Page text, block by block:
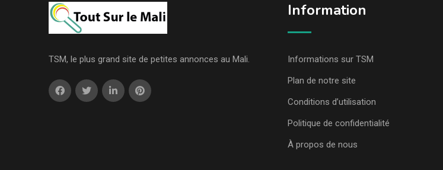
TSM, le plus grand site de petites annonces au Mali.
Information
Informations sur TSM
Plan de notre site
Conditions d’utilisation
Politique de confidentialité
À propos de nous